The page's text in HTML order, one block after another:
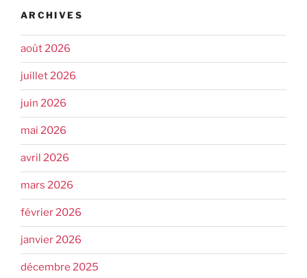
ARCHIVES
août 2026
juillet 2026
juin 2026
mai 2026
avril 2026
mars 2026
février 2026
janvier 2026
décembre 2025